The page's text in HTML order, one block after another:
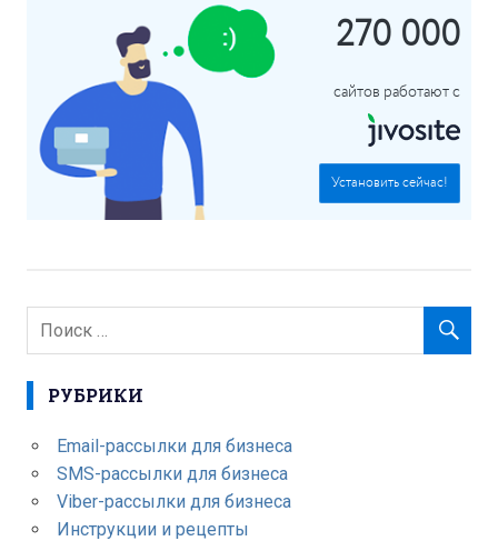
270 000
сайтов работают с
Установить сейчас!
РУБРИКИ
Email-рассылки для бизнеса
SMS-рассылки для бизнеса
Viber-рассылки для бизнеса
Инструкции и рецепты